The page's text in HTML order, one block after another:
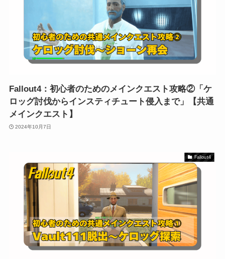
Fallout4：初心者のためのメインクエスト攻略②「ケ
ロッグ討伐からインスティチュート侵入まで」【共通
メインクエスト】
2024年10月7日
Fallout4